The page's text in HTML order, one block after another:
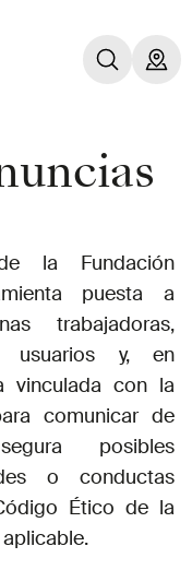
la Fundación
puesta a
trabajadoras,
usuarios y, en
vinculada con la
comunicar de
posibles
o conductas
Ético de la